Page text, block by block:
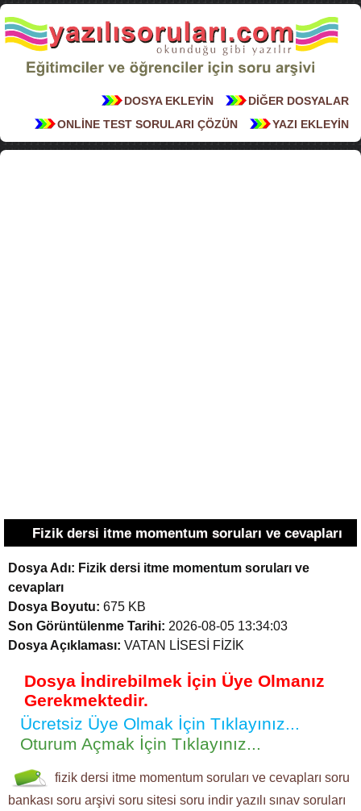
DİĞER DOSYALAR
DOSYA EKLEYİN
YAZI EKLEYİN
ONLİNE TEST SORULARI ÇÖZÜN
Fizik dersi itme momentum soruları ve cevapları
Dosya Adı: Fizik dersi itme momentum soruları ve
cevapları
Dosya Boyutu: 675 KB
Son Görüntülenme Tarihi: 2026-08-05 13:34:03
Dosya Açıklaması: VATAN LİSESİ FİZİK
Dosya İndirebilmek İçin Üye Olmanız
Gerekmektedir.
Ücretsiz Üye Olmak İçin Tıklayınız...
Oturum Açmak İçin Tıklayınız...
fizik dersi itme momentum soruları ve cevapları soru
bankası soru arşivi soru sitesi soru indir yazılı sınav soruları